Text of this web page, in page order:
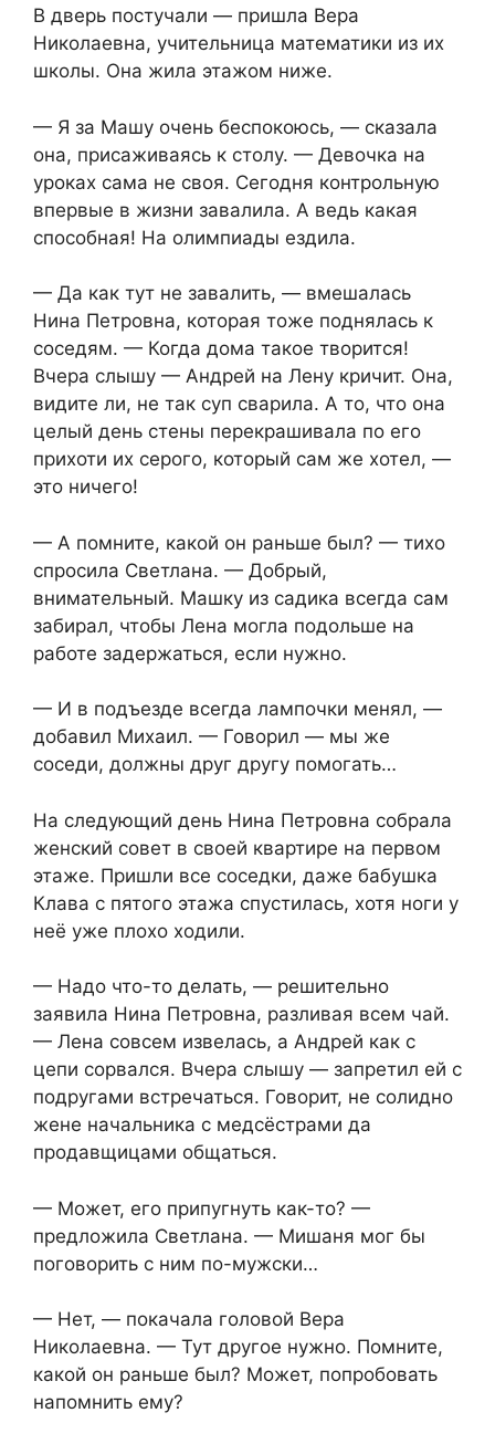
В дверь постучали — пришла Вера
Николаевна, учительница математики из их
школы. Она жила этажом ниже.
— Я за Машу очень беспокоюсь, — сказала
она, присаживаясь к столу. — Девочка на
уроках сама не своя. Сегодня контрольную
впервые в жизни завалила. А ведь какая
способная! На олимпиады ездила.
— Да как тут не завалить, — вмешалась
Нина Петровна, которая тоже поднялась к
соседям. — Когда дома такое творится!
Вчера слышу — Андрей на Лену кричит. Она,
видите ли, не так суп сварила. А то, что она
целый день стены перекрашивала по его
прихоти их серого, который сам же хотел, —
это ничего!
— А помните, какой он раньше был? — тихо
спросила Светлана. — Добрый,
внимательный. Машку из садика всегда сам
забирал, чтобы Лена могла подольше на
работе задержаться, если нужно.
— И в подъезде всегда лампочки менял, —
добавил Михаил. — Говорил — мы же
соседи, должны друг другу помогать…
На следующий день Нина Петровна собрала
женский совет в своей квартире на первом
этаже. Пришли все соседки, даже бабушка
Клава с пятого этажа спустилась, хотя ноги у
неё уже плохо ходили.
— Надо что-то делать, — решительно
заявила Нина Петровна, разливая всем чай.
— Лена совсем извелась, а Андрей как с
цепи сорвался. Вчера слышу — запретил ей с
подругами встречаться. Говорит, не солидно
жене начальника с медсёстрами да
продавщицами общаться.
— Может, его припугнуть как-то? —
предложила Светлана. — Мишаня мог бы
поговорить с ним по-мужски…
— Нет, — покачала головой Вера
Николаевна. — Тут другое нужно. Помните,
какой он раньше был? Может, попробовать
напомнить ему?